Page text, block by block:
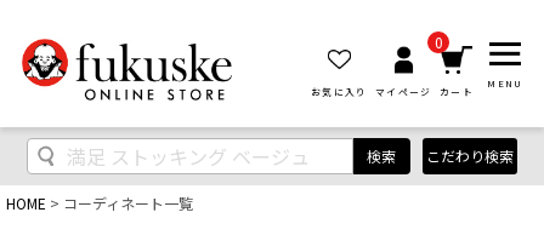
お気に入り マイページ
0
カート
MENU
検索 こだわり検索
HOME コーディネート一覧